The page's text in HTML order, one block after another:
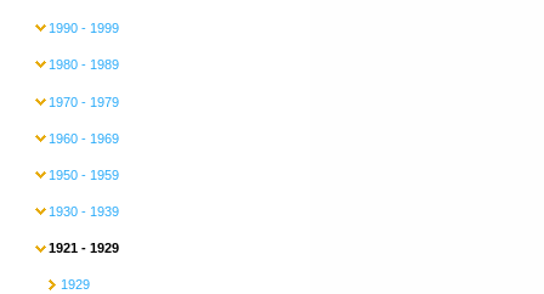
1990 - 1999
1980 - 1989
1970 - 1979
1960 - 1969
1950 - 1959
1930 - 1939
1921 - 1929
1929